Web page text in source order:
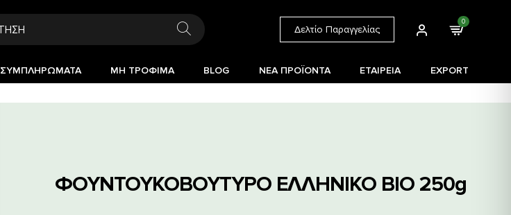
Δελτίο Παραγγελίας
0
ΣΥΜΠΛΗΡΩΜΑΤΑ ΜΗ ΤΡΟΦΙΜΑ BLOG ΝΕΑ ΠΡΟΪΟΝΤΑ ΕΤΑΙΡΕΙΑ EXPORT
ΦΟΥΝΤΟΥΚΟΒΟΥΤΥΡΟ ΕΛΛΗΝΙΚΟ ΒΙΟ 250g